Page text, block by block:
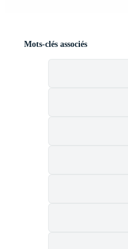
Mots-clés associés